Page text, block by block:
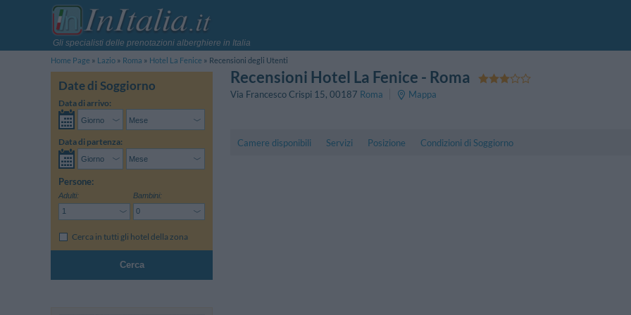
Gli specialisti delle prenotazioni alberghiere in Italia
Home Page
Lazio Roma Hotel La Fenice Recensioni degli Utenti
Date di Soggiorno
Data di arrivo:
Data di partenza:
Persone:
Adulti: Bambini:
Cerca in tutti gli hotel della zona
Cerca
Recensioni Hotel La Fenice - Roma
Via Francesco Crispi 15, 00187 Roma Mappa
Camere disponibili Servizi Posizione Condizioni di Soggiorno